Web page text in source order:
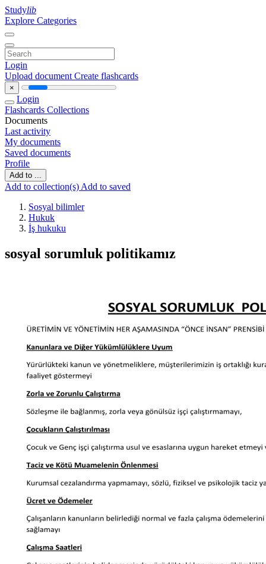
Studylib
Explore Categories
Login
Upload document Create flashcards
×
Login
Flashcards Collections
Documents
Last activity
My documents
Saved documents
Profile
Add to ...
Add to collection(s) Add to saved
Sosyal bilimler
Hukuk
İş hukuku
sosyal sorumluk politikamız